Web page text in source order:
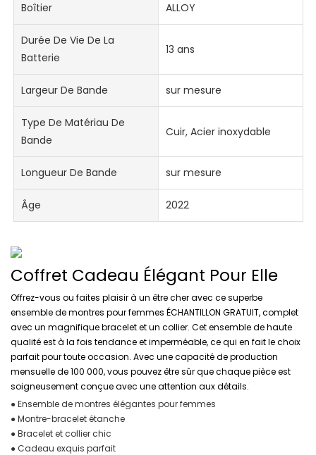
Boîtier ALLOY
Durée De Vie De La
Batterie
13 ans
Largeur De Bande sur mesure
Type De Matériau De
Bande
Cuir, Acier inoxydable
Longueur De Bande sur mesure
Âge 2022
Coffret Cadeau Élégant Pour Elle
Offrez-vous ou faites plaisir à un être cher avec ce superbe
ensemble de montres pour femmes ÉCHANTILLON GRATUIT, complet
avec un magnifique bracelet et un collier. Cet ensemble de haute
qualité est à la fois tendance et imperméable, ce qui en fait le choix
parfait pour toute occasion. Avec une capacité de production
mensuelle de 100 000, vous pouvez être sûr que chaque pièce est
soigneusement conçue avec une attention aux détails.
● Ensemble de montres élégantes pour femmes
● Montre-bracelet étanche
● Bracelet et collier chic
● Cadeau exquis parfait